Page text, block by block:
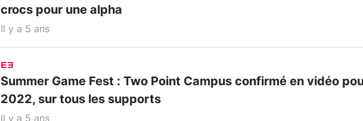
crocs pour une alpha
Il y a 5 ans
E3
Summer Game Fest : Two Point Campus confirmé en vidéo
2022, sur tous les supports
Il y a 5 ans